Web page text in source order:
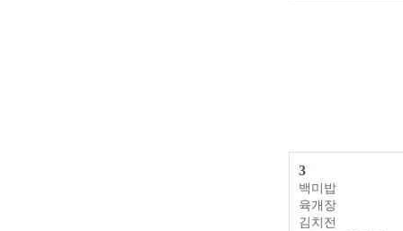
3
백미밥
육개장
김치전